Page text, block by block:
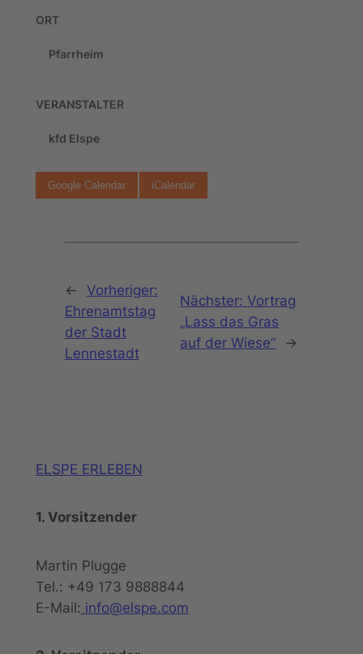
ORT
Pfarrheim
VERANSTALTER
kfd Elspe
Google Calendar iCalendar
←
Vorheriger:
Ehrenamtstag
der Stadt
Lennestadt
Nächster: Vortrag
„Lass das Gras
auf der Wiese“
→
ELSPE ERLEBEN
1. Vorsitzender
Martin Plugge
Tel.: +49 173 9888844
E-Mail: info@elspe.com